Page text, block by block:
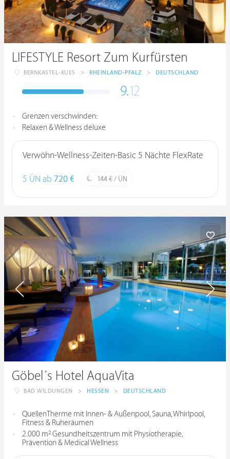
LIFESTYLE Resort Zum Kurfürsten
BERNKASTEL-KUES > RHEINLAND-PFALZ > DEUTSCHLAND
9.12
Grenzen verschwinden:
Relaxen & Wellness deluxe
Verwöhn-Wellness-Zeiten-Basic 5 Nächte FlexRate
5 ÜN ab 720 € 144 € / ÜN
Göbel´s Hotel AquaVita
BAD WILDUNGEN > HESSEN > DEUTSCHLAND
QuellenTherme mit Innen- & Außenpool, Sauna, Whirlpool,
Fitness & Ruheräumen
2.000 m² Gesundheitszentrum mit Physiotherapie,
Prävention & Medical Wellness